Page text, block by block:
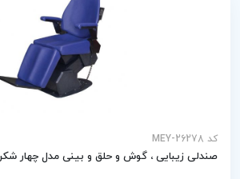
کد MEY-26278
صندلی زیبایی ، گوش و حلق و بینی مدل چهار شکن